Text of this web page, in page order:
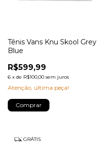
Tênis Vans Knu Skool Grey
Blue
R$599,99
6 x de R$100,00 sem juros
Atenção, última peça!
Comprar
GRÁTIS